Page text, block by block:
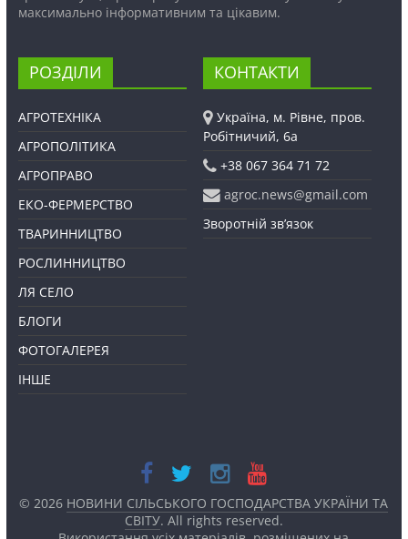
максимально інформативним та цікавим.
РОЗДІЛИ
АГРОТЕХНІКА
АГРОПОЛІТИКА
АГРОПРАВО
ЕКО-ФЕРМЕРСТВО
ТВАРИННИЦТВО
РОСЛИННИЦТВО
ЛЯ СЕЛО
БЛОГИ
ФОТОГАЛЕРЕЯ
ІНШЕ
КОНТАКТИ
Україна, м. Рівне, пров.
Робітничий, 6а
+38 067 364 71 72
agroc.news@gmail.com
Зворотній зв’язок
© 2026 НОВИНИ СІЛЬСЬКОГО ГОСПОДАРСТВА УКРАЇНИ ТА
СВІТУ. All rights reserved.